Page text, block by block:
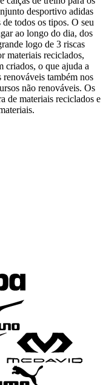
desportivo adidas
de todos os tipos. O seu
ao longo do dia, dos
logo de 3 riscas
materiais reciclados,
criados, o que ajuda a
também nos
não renováveis. Os
de materiais reciclados e